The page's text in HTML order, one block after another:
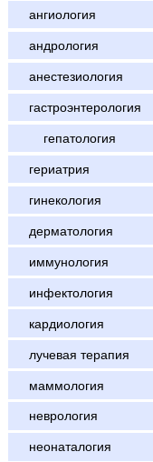
ангиология
андрология
анестезиология
гастроэнтерология
гепатология
гериатрия
гинекология
дерматология
иммунология
инфектология
кардиология
лучевая терапия
маммология
неврология
неонаталогия